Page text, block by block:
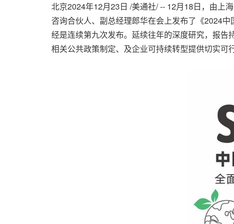
北京2024年12月23日 /美通社/ -- 12月18日，由上
咨询合伙人、副总经理郎华在会上发布了《2024
经是连续第九次发布。延续往年的深度研究，报
相关公共政策制定、及企业可持续转型提供切实